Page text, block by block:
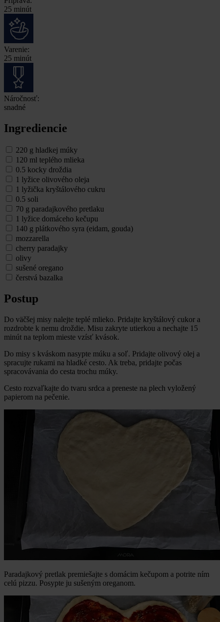
25 minút
Varenie:
25 minút
Náročnosť:
snadné
Ingrediencie
220 g hladkej múky
120 ml teplého mlieka
0.5 kocky droždia
1 lyžice olivového oleja
1 lyžička kryštálového cukru
0.5 soli
70 g paradajkového pretlaku
1 lyžice domáceho kečupu
140 g plátkového syra (eidam, gouda)
mozzarella
cherry paradajky
olivy
sušené oregano
čerstvá bazalka
Postup
Do väčšej misy nalejte teplé mlieko. Pridajte kryštálový cukor a
rozdrobte k nemu droždie. Misu zakryte utierkou a nechajte 15
minút na teplom mieste vzísť kvások.
Do misy s kváskom nasypte múku a soľ. Pridajte olivový olej a
spracujte rukami na hladké cesto. Ak treba, pridajte počas
spracovávania do cesta trochu múky.
Cesto rozvaľkajte do tvaru srdca a preneste na plech vyložený
papierom na pečenie.
Paradajkový pretlak premiešajte s domácim kečupom a potrite ním
celú pizzu. Posypte ju sušeným oreganom.